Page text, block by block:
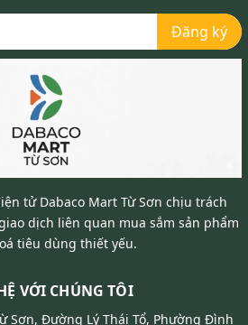
Đăng ký
tử Dabaco Mart Từ Sơn chịu trách
dịch liên quan mua sắm sản phẩm
tiêu dùng thiết yếu.
VỚI CHÚNG TÔI
Sơn, Đường Lý Thái Tổ, Phường Đình